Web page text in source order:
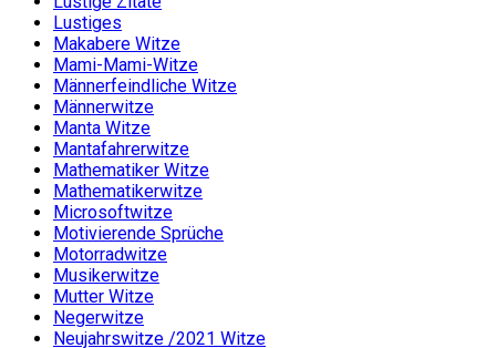
Lustiges
Makabere Witze
Mami-Mami-Witze
Männerfeindliche Witze
Männerwitze
Manta Witze
Mantafahrerwitze
Mathematiker Witze
Mathematikerwitze
Microsoftwitze
Motivierende Sprüche
Motorradwitze
Musikerwitze
Mutter Witze
Negerwitze
Neujahrswitze /2021 Witze